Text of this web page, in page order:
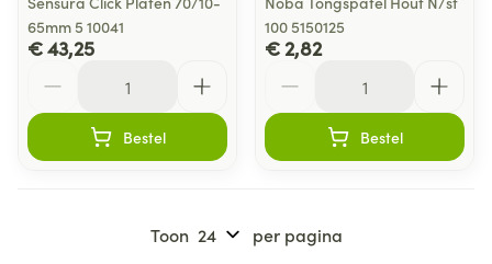
65mm 5 10041
€ 43,25
Bestel
100 5150125
€ 2,82
Bestel
Toon per pagina